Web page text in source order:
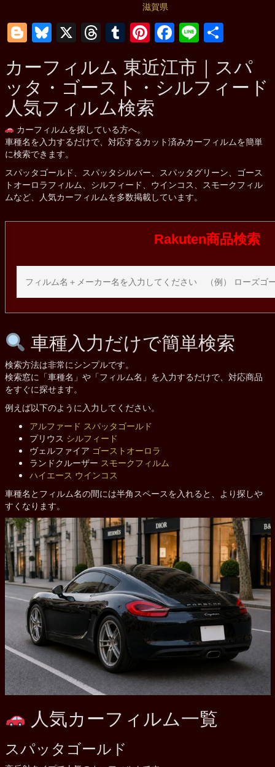
滋賀県
Blogger
Bluesky
X Threads
Tumblr
Pinterest
Facebook
Line共
カーフィルム 東近江市 ｜スパ
ッタ・ゴースト・シルフィード
人気フィルム検索
カーフィルムを探している方へ。
車種名を入力するだけで、対応するカット済みカーフィルムを簡単
に検索できます。
スパッタゴールド、スパッタシルバー、スパッタグリーン、ゴース
トオーロラフィルム、シルフィード、ウインコス、スモークフィル
ムなど、人気カーフィルムを多数掲載しています。
Rakuten商品検索
車種入力だけで簡単検索
検索方法は非常にシンプルです。
検索窓に「車種名」や「フィルム名」を入力するだけで、対応商品
をすぐに探せます。
例えば以下のように入力してください。
アルファード スパッタゴールド
プリウス シルフィード
ヴェルファイア ゴーストオーロラ
ランドクルーザー スモークフィルム
ハイエース ウインコス
車種名とフィルム名の間には半角スペースを入れると、より探しや
すくなります。
人気カーフィルム一覧
スパッタゴールド